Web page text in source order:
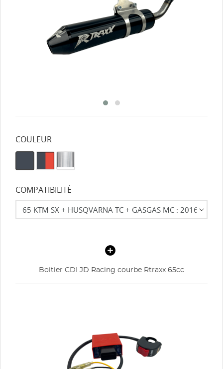
COULEUR
COMPATIBILITÉ
Boitier CDI JD Racing courbe Rtraxx 65cc